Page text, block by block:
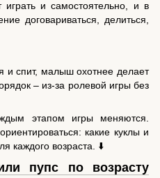
и самостоятельно, и в
договариваться, делиться,
и спит, малыш охотнее делает
– из-за ролевой игры без
этапом игры меняются.
какие куклы и
каждого возраста. ⬇️
пупс по возрасту